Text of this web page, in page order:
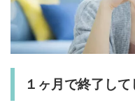
１ヶ月で終了して